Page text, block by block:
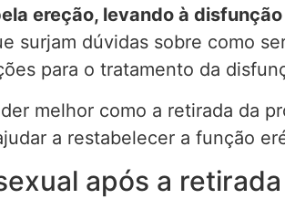
ereção, levando à
surjam dúvidas sobre como
para o tratamento da
melhor como a retirada da
a restabelecer a função
após a